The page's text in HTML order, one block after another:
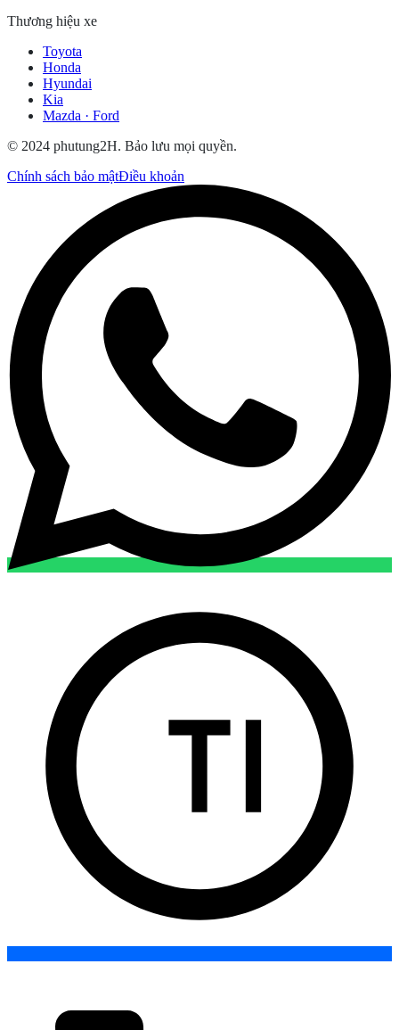
Thương hiệu xe
Toyota
Honda
Hyundai
Kia
Mazda · Ford
© 2024 phutung2H. Bảo lưu mọi quyền.
Chính sách bảo mậtĐiều khoản